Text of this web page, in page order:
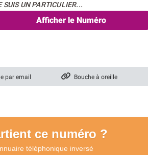
SUIS UN PARTICULIER...
Afficher le Numéro
par email Bouche à oreille
ce numéro ?
téléphonique inversé